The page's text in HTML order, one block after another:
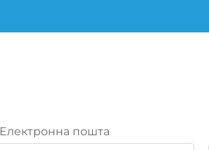
Електронна пошта